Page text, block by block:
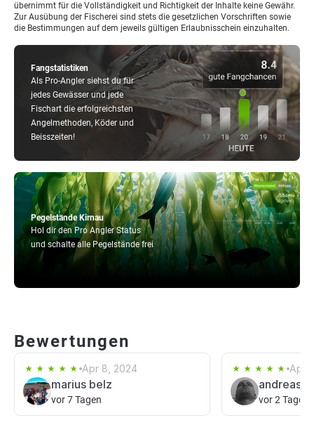
Pegelstände Kirnau
Hol dir den Pro Angler Status
und schalte alle Pegelstände frei
Fangstatistiken
Als Pro-Angler siehst du für
jedes Gewässer und jede
Fischart die erfolgreichsten
Angelmethoden, Köder und
Beisszeiten!
übernimmt für die Vollständigkeit und Richtigkeit der Inhalte keine Gewähr.
Zur Ausübung der Fischerei sind stets die gesetzlichen Vorschriften sowie
die Bestimmungen auf dem jeweils gültigen Erlaubnisschein einzuhalten.
Bewertungen
Apr 8, 2024
marius belz
vor 7 Tagen
Apr
andreas
vor 2 Tagen